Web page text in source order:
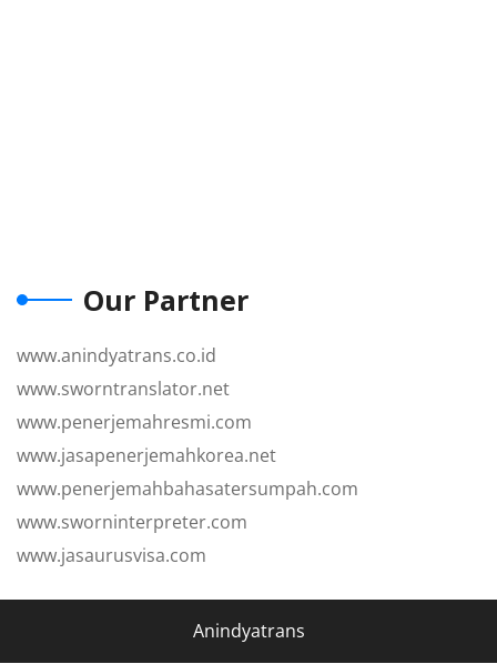
Our Partner
www.anindyatrans.co.id
www.sworntranslator.net
www.penerjemahresmi.com
www.jasapenerjemahkorea.net
www.penerjemahbahasatersumpah.com
www.sworninterpreter.com
www.jasaurusvisa.com
Anindyatrans